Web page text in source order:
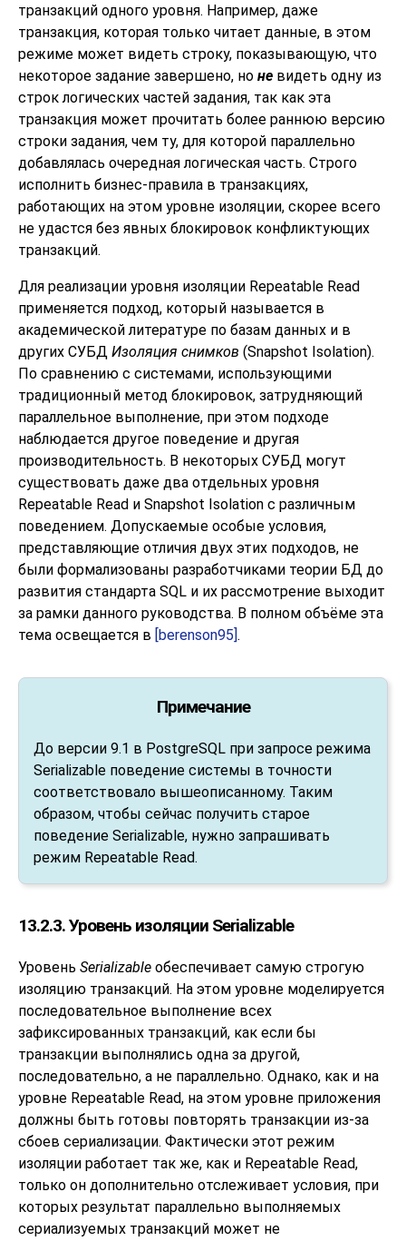
транзакций одного уровня. Например, даже
транзакция, которая только читает данные, в этом
режиме может видеть строку, показывающую, что
некоторое задание завершено, но не видеть одну из
строк логических частей задания, так как эта
транзакция может прочитать более раннюю версию
строки задания, чем ту, для которой параллельно
добавлялась очередная логическая часть. Строго
исполнить бизнес-правила в транзакциях,
работающих на этом уровне изоляции, скорее всего
не удастся без явных блокировок конфликтующих
транзакций.
Для реализации уровня изоляции Repeatable Read
применяется подход, который называется в
академической литературе по базам данных и в
других СУБД Изоляция снимков (Snapshot Isolation).
По сравнению с системами, использующими
традиционный метод блокировок, затрудняющий
параллельное выполнение, при этом подходе
наблюдается другое поведение и другая
производительность. В некоторых СУБД могут
существовать даже два отдельных уровня
Repeatable Read и Snapshot Isolation с различным
поведением. Допускаемые особые условия,
представляющие отличия двух этих подходов, не
были формализованы разработчиками теории БД до
развития стандарта SQL и их рассмотрение выходит
за рамки данного руководства. В полном объёме эта
тема освещается в [berenson95].
Примечание
До версии 9.1 в PostgreSQL при запросе режима
Serializable поведение системы в точности
соответствовало вышеописанному. Таким
образом, чтобы сейчас получить старое
поведение Serializable, нужно запрашивать
режим Repeatable Read.
13.2.3. Уровень изоляции Serializable
Уровень Serializable обеспечивает самую строгую
изоляцию транзакций. На этом уровне моделируется
последовательное выполнение всех
зафиксированных транзакций, как если бы
транзакции выполнялись одна за другой,
последовательно, а не параллельно. Однако, как и на
уровне Repeatable Read, на этом уровне приложения
должны быть готовы повторять транзакции из-за
сбоев сериализации. Фактически этот режим
изоляции работает так же, как и Repeatable Read,
только он дополнительно отслеживает условия, при
которых результат параллельно выполняемых
сериализуемых транзакций может не